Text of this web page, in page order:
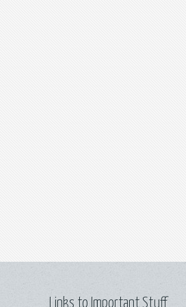
Links to Important Stuff